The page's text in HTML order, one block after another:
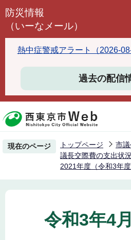
こ
頭
で
防災情報
（いーなメール）
熱中症警戒アラート（2026-
過去の配信
現在のページ トップページ 市
議長交際費の支出状
2021年度（令和3年度
令和3年4